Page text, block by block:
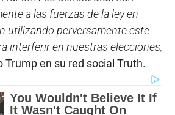
a las fuerzas de la ley en
utilizando perversamente este
interferir en nuestras elecciones,
Trump en su red social Truth.